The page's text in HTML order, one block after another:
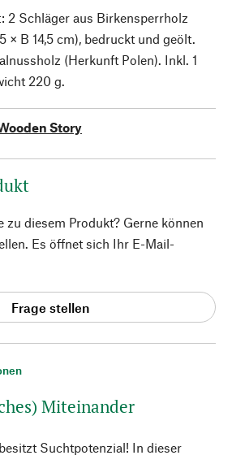
Miteinander
Suchtpotenzial! In dieser
2 Schläger aus Birkensperrholz
× B 14,5 cm), bedruckt und geölt.
(Herkunft Polen). Inkl. 1
220 g.
Story
zu diesem Produkt? Gerne können
Es öffnet sich Ihr E-Mail-
Frage stellen